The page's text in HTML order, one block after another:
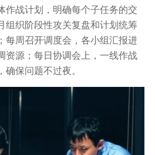
作战计划，明确每个子任务的交
组织阶段性攻关复盘和计划统筹
每周召开调度会，各小组汇报进
资源；每日协调会上，一线作战
确保问题不过夜。